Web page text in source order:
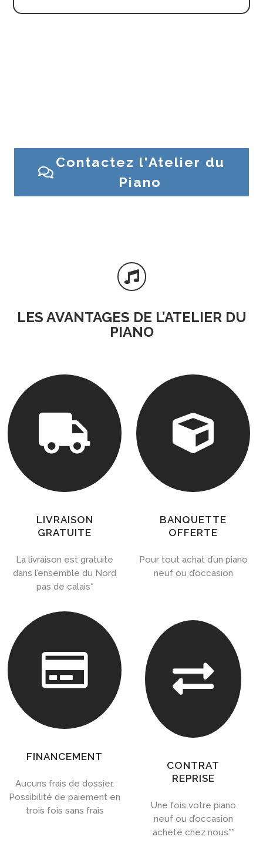
Contactez l'Atelier du
Piano

LES AVANTAGES DE L’ATELIER DU
PIANO

LIVRAISON
GRATUITE
La livraison est gratuite
dans l’ensemble du Nord
pas de calais*

BANQUETTE
OFFERTE
Pour tout achat d’un piano
neuf ou d’occasion

FINANCEMENT
Aucuns frais de dossier,
Possibilité de paiement en
trois fois sans frais

CONTRAT
REPRISE
Une fois votre piano
neuf ou d’occasion
acheté chez nous**